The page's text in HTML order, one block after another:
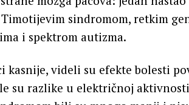
Timotijevim sindromom, retkim
i spektrom autizma.
kasnije, videli su efekte bolesti
su razlike u električnoj